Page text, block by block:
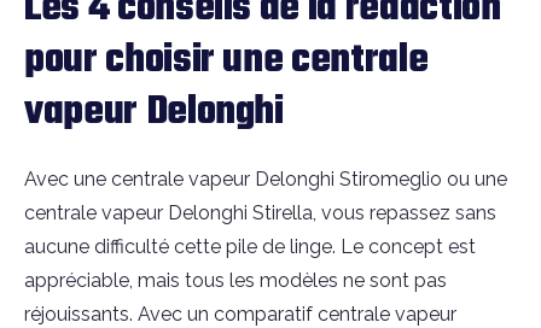
pour choisir une centrale
vapeur Delonghi
Avec une centrale vapeur Delonghi Stiromeglio ou une
centrale vapeur Delonghi Stirella, vous repassez sans
aucune difficulté cette pile de linge. Le concept est
appréciable, mais tous les modèles ne sont pas
réjouissants. Avec un comparatif centrale vapeur